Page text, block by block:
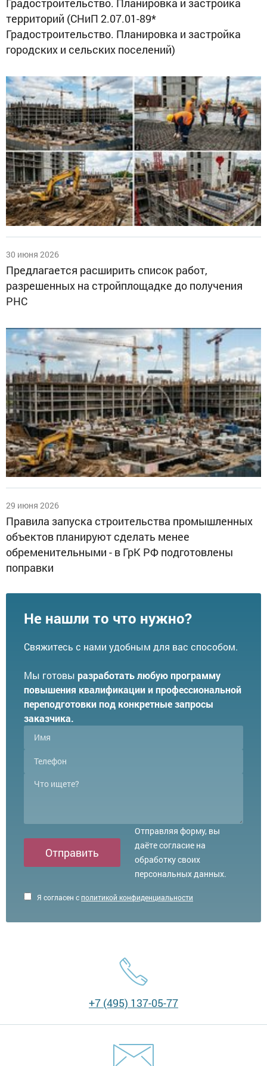
Градостроительство. Планировка и застройка
территорий (СНиП 2.07.01-89*
Градостроительство. Планировка и застройка
городских и сельских поселений)
30 июня 2026
Предлагается расширить список работ,
разрешенных на стройплощадке до получения
РНС
29 июня 2026
Правила запуска строительства промышленных
объектов планируют сделать менее
обременительными - в ГрК РФ подготовлены
поправки
Не нашли то что нужно?
Свяжитесь с нами удобным для вас способом.
Мы готовы разработать любую программу
повышения квалификации и профессиональной
переподготовки под конкретные запросы
заказчика.
Я согласен сполитикой конфиденциальности
Отправить
Отправляя форму, вы
даёте согласие на
обработку своих
персональных данных.
+7 (495) 137-05-77